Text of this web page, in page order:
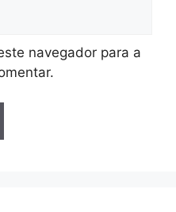
navegador para a